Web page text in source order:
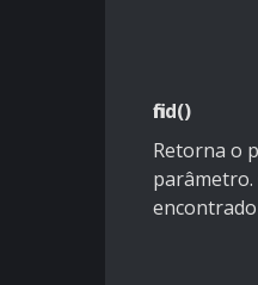
find()
Retorna o